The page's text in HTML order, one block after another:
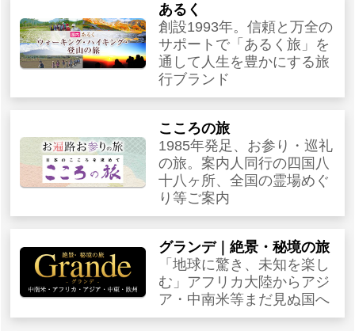
あるく
創設1993年。信頼と万全の
サポートで「あるく旅」を
通して人生を豊かにする旅
行ブランド
こころの旅
1985年発足、お参り・巡礼
の旅。案内人同行の四国八
十八ヶ所、全国の霊場めぐ
り等ご案内
グランデ｜絶景・秘境の旅
「地球に驚き、未知を楽し
む」アフリカ大陸からアジ
ア・中南米等まだ見ぬ国へ